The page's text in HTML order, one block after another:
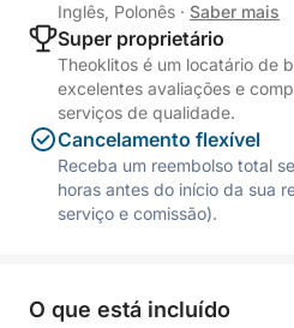
Inglês, Polonês · Saber mais
Super proprietário
Theoklitos é um locatário de
excelentes avaliações e
serviços de qualidade.
Cancelamento flexível
Receba um reembolso total
horas antes do início da sua
serviço e comissão).
O que está incluído